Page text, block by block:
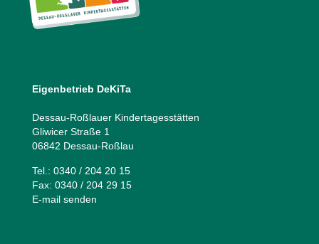
Eigenbetrieb DeKiTa
Dessau-Roßlauer Kindertagesstätten
Gliwicer Straße 1
06842 Dessau-Roßlau
Tel.: 0340 / 204 20 15
Fax: 0340 / 204 29 15
E-mail senden